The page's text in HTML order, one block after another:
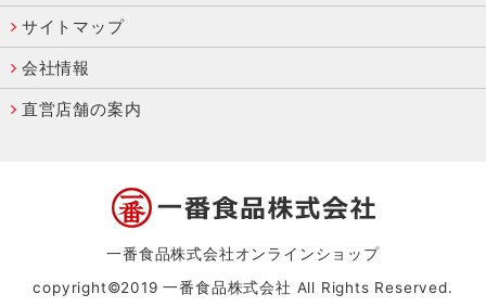
サイトマップ
会社情報
直営店舗の案内
一番食品株式会社オンラインショップ
copyright©2019 一番食品株式会社 All Rights Reserved.